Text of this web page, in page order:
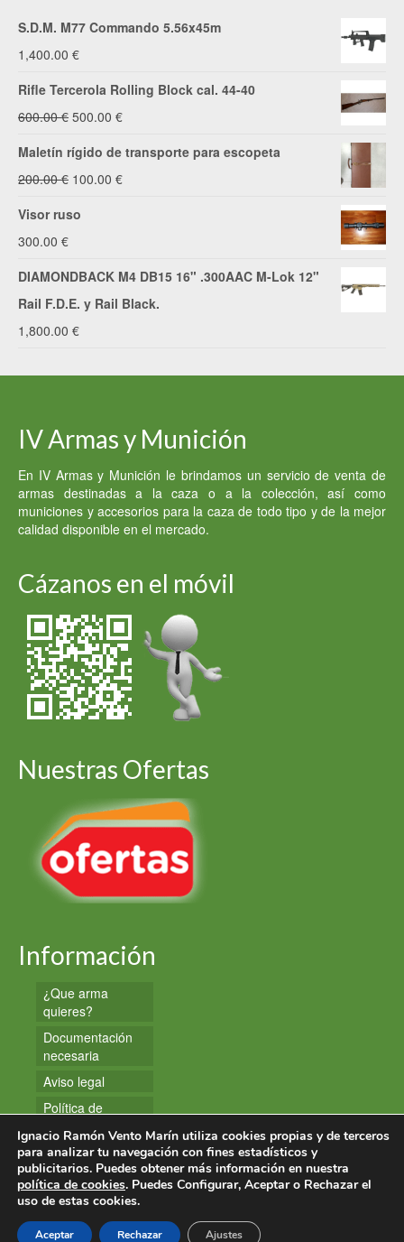
S.D.M. M77 Commando 5.56x45m
1,400.00 €
Rifle Tercerola Rolling Block cal. 44-40
600.00€ El
precio
600.00 €.
500.00 €El
Maletín rígido de transporte para escopeta
200.00€ El
200.00 €.
100.00 €El
100.00 €.
Visor ruso
300.00 €
DIAMONDBACK M4 DB15 16" .300AAC M-Lok 12"
Rail F.D.E. y Rail Black.
1,800.00 €
IV Armas y Munición
En IV Armas y Munición le brindamos un servicio de venta de
armas destinadas a la caza o a la colección, así como
municiones y accesorios para la caza de todo tipo y de la mejor
calidad disponible en el mercado.
Cázanos en el móvil
Nuestras Ofertas
Información
¿Que arma
quieres?
Documentación
necesaria
Aviso legal
Política de
privacidad
Política de
cookies
Ignacio Ramón Vento Marín utiliza cookies propias y de terceros
para analizar tu navegación con fines estadísticos y
publicitarios. Puedes obtener más información en nuestra
política de cookies. Puedes Configurar, Aceptar o Rechazar el
uso de estas cookies.
Aceptar Rechazar Ajustes